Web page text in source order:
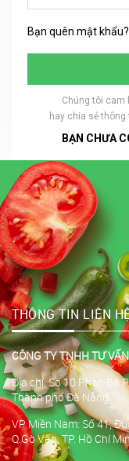
Bạn quên mật khẩu?
Chúng tôi cam
hay chia sẻ
BẠN CHƯA
THÔNG TIN LIÊN
CÔNG TY TNHH TƯ
Địa chỉ: Số 10 Phan Bá
Thành phố Đà Nẵng
VP Miền Nam: Số 41,
Q.Gò Vấp, TP. Hồ Chí